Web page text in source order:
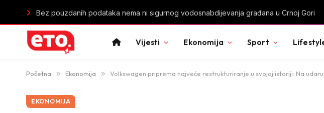
Bez pouzdanih podataka nema ni sigurnog vodosnabdijevanja građana u Crnoj Gori
Vijesti Ekonomija Sport
Početna » Ekonomija » Volkswagen priprema najveće restrukturiranje u svojoj istoriji: Na
EKONOMIJA